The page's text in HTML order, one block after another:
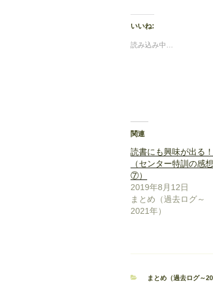
いいね:
読み込み中…
関連
読書にも興味が出る！
（センター特訓の感想
⑦）
2019年8月12日
まとめ（過去ログ～
2021年）
カ
まとめ（過去ログ～